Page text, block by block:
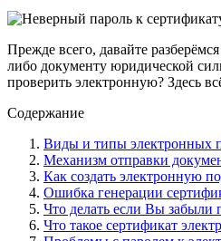
Прежде всего, давайте
либо документу юридической
проверить электронную? Здесь
Содержание
Виды и типы электронных
Механизм отправки
Как создать электронную
Ошибка генерации
Что делать если Вы забыли
Что такое сертификат